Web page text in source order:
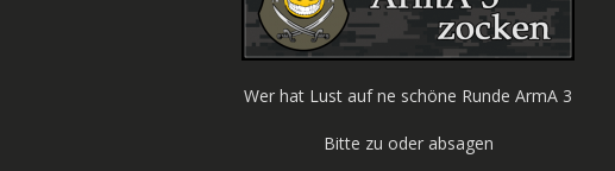
Wer hat Lust auf ne schöne Runde ArmA 3
Bitte zu oder absagen